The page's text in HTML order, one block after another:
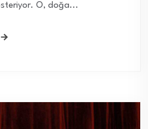
O, doğa...